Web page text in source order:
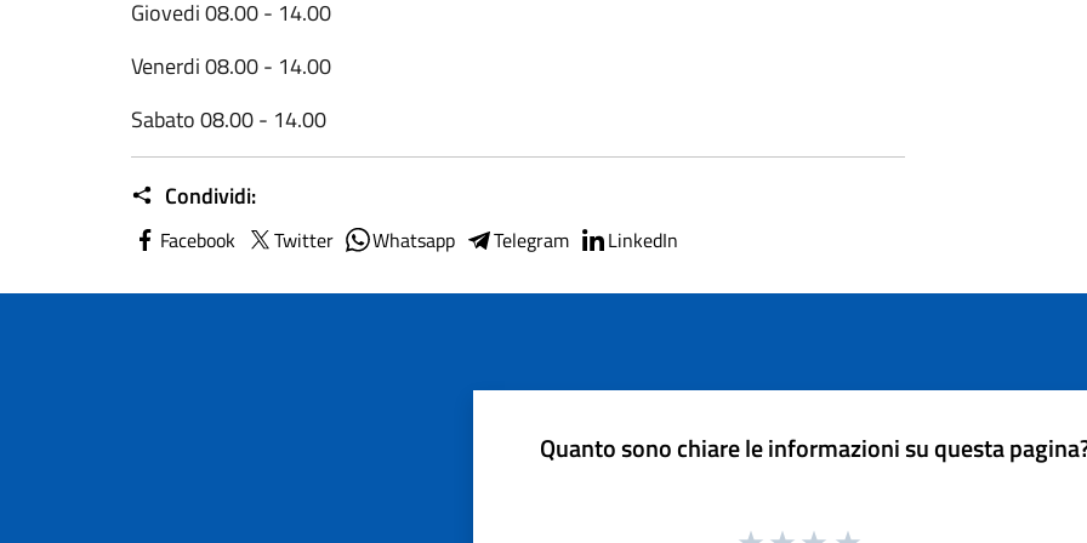
Giovedi 08.00 - 14.00
Venerdi 08.00 - 14.00
Sabato 08.00 - 14.00
Condividi:
Facebook Twitter Whatsapp Telegram LinkedIn
Quanto sono chiare le informazioni su questa